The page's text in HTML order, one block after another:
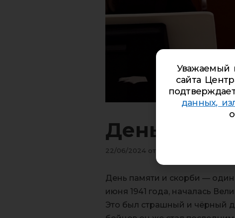
День
22/06/2024 от
День памяти и скорби — один
июня 1941 года, началась
Это был страшный и чёрный
Уважаемый
сайта
данных,